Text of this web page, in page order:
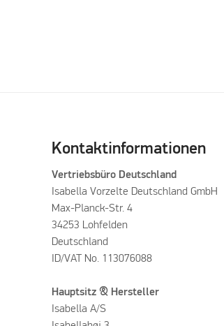
Kontaktinformationen
Vertriebsbüro Deutschland
Isabella Vorzelte Deutschland GmbH
Max-Planck-Str. 4
34253 Lohfelden
Deutschland
ID/VAT No. 113076088
Hauptsitz & Hersteller
Isabella A/S